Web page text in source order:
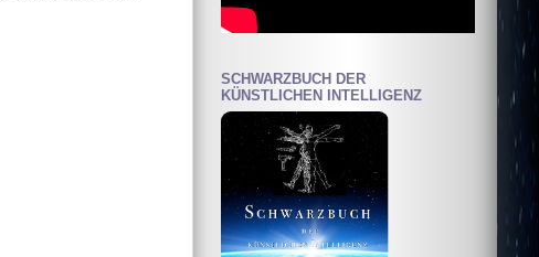
SCHWARZBUCH DER
KÜNSTLICHEN INTELLIGENZ